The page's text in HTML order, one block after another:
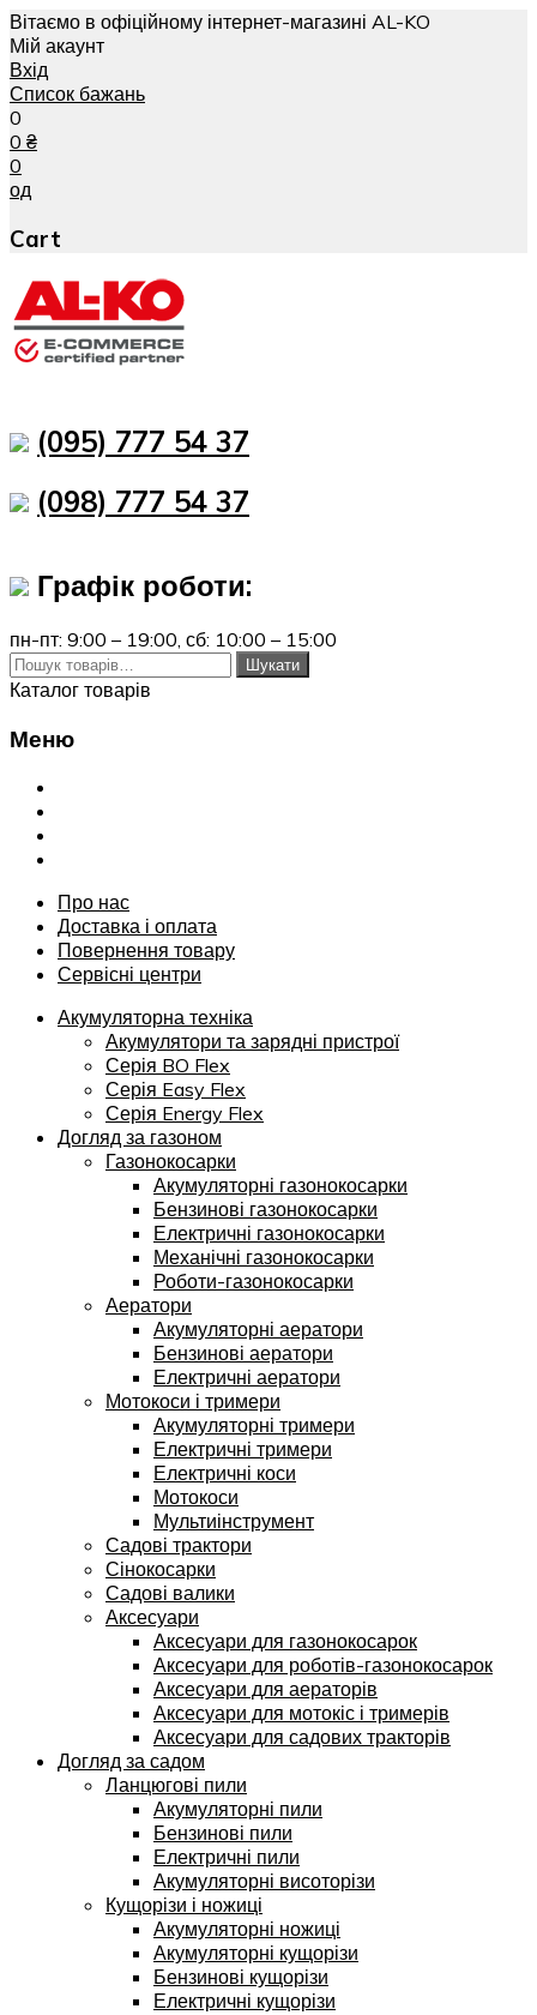
Вітаємо в офіційному інтернет-магазині AL-KO
Мій акаунт
Вхід
Список бажань
0
0 ₴
0
од
Cart
(095) 777 54 37
(098) 777 54 37
Графік роботи:
пн-пт: 9:00 – 19:00, сб: 10:00 – 15:00
Шукати:
Шукати
Каталог товарів
Меню
Переглянути
Про нас
Доставка і оплата
Повернення товару
Сервісні центри
Акумуляторна техніка
Акумулятори та зарядні пристрої
Серія BO Flex
Серія Easy Flex
Серія Energy Flex
Догляд за газоном
Газонокосарки
Акумуляторні газонокосарки
Бензинові газонокосарки
Електричні газонокосарки
Механічні газонокосарки
Роботи-газонокосарки
Аератори
Акумуляторні аератори
Бензинові аератори
Електричні аератори
Мотокоси і тримери
Акумуляторні тримери
Електричні тримери
Електричні коси
Мотокоси
Мультиінструмент
Садові трактори
Сінокосарки
Садові валики
Аксесуари
Аксесуари для газонокосарок
Аксесуари для роботів-газонокосарок
Аксесуари для аераторів
Аксесуари для мотокіс і тримерів
Аксесуари для садових тракторів
Догляд за садом
Ланцюгові пили
Акумуляторні пили
Бензинові пили
Електричні пили
Акумуляторні висоторізи
Кущорізи і ножиці
Акумуляторні ножиці
Акумуляторні кущорізи
Бензинові кущорізи
Електричні кущорізи